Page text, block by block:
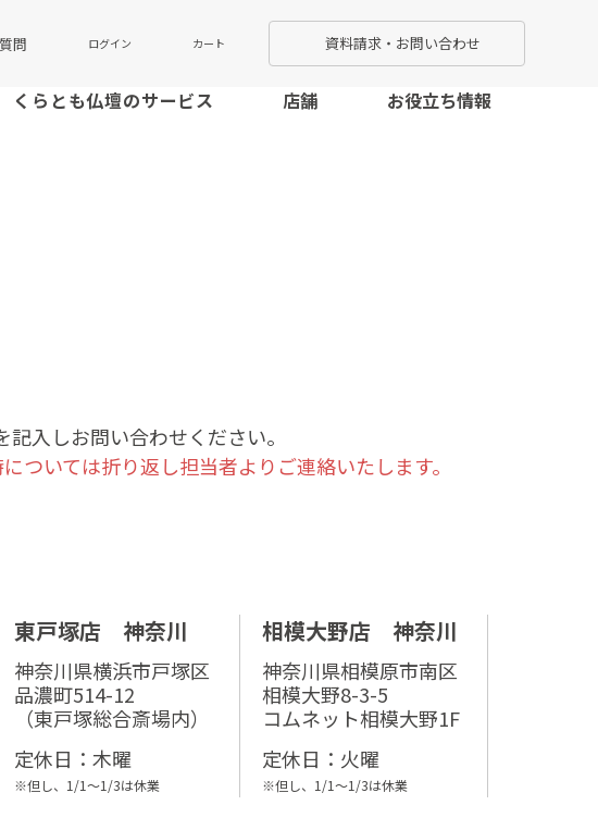
問 ログイン カート 資料請求・お問い合わせ
くらとも仏壇のサービス 店舗 お役立ち情報
入しお問い合わせください。
いては折り返し担当者よりご連絡いたします。
東戸塚店 神奈川
神奈川県横浜市戸塚区
品濃町514-12
（東戸塚総合斎場内）
定休⽇：木曜
※但し、1/1～1/3は休業
相模大野店 神奈川
神奈川県相模原市南区
相模大野8-3-5
コムネット相模大野1F
定休⽇：⽕曜
※但し、1/1～1/3は休業